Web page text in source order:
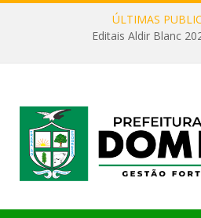
ÚLTIMAS
Editais Aldir Blanc